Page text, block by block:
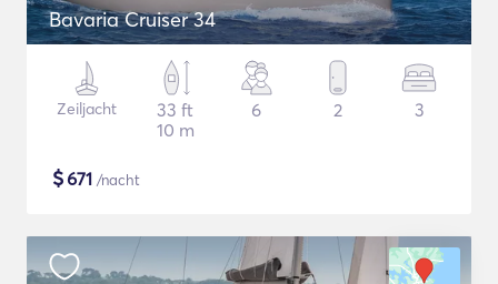
Bavaria Cruiser 34
Zeiljacht
33 ft
10 m
6 2 3
$671 /nacht